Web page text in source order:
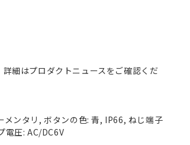
詳細はプロダクトニュースをご確認くだ
ンタリ, ボタンの色: 青, IP66, ねじ端子
電圧: AC/DC6V